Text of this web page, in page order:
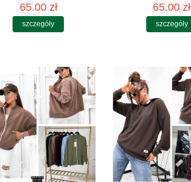
65.00 zł
szczegóły
65.00 zł
szczegóły